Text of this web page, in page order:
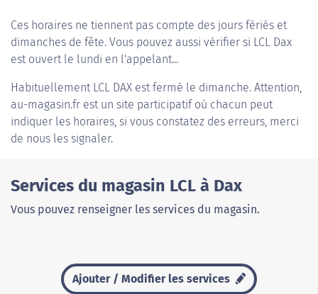
Ces horaires ne tiennent pas compte des jours fériés et
dimanches de fête. Vous pouvez aussi vérifier si LCL Dax
est ouvert le lundi en l'appelant...
Habituellement LCL DAX est fermé le dimanche. Attention,
au-magasin.fr est un site participatif où chacun peut
indiquer les horaires, si vous constatez des erreurs, merci
de nous les signaler.
Services du magasin LCL à Dax
Vous pouvez renseigner les services du magasin.
Ajouter / Modifier les services